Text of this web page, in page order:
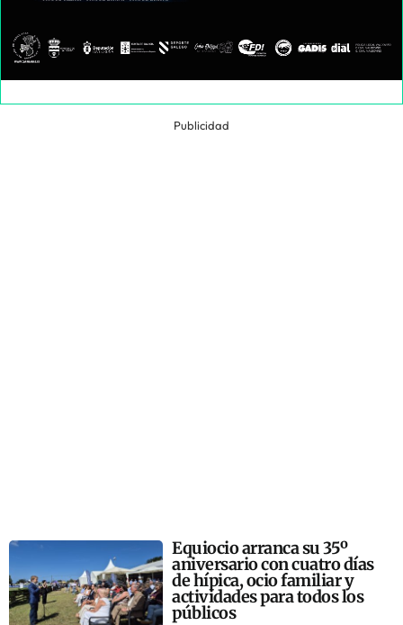
Publicidad
Equiocio arranca su 35º
aniversario con cuatro días
de hípica, ocio familiar y
actividades para todos los
públicos